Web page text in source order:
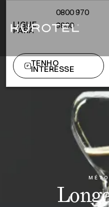
LIGUE
PARA
0800 970
9800
TENHO
INTERESSE